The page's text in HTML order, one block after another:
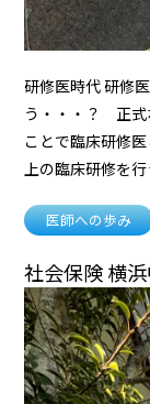
研修医時代 研修
う・・・？ 正式
ことで臨床研修
上の臨床研修を
医師への歩み
社会保険 横